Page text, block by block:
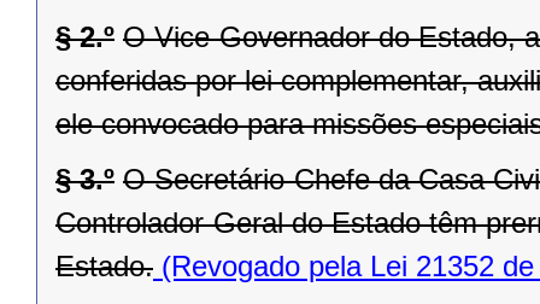
§ 2.º O Vice-Governador do Estado,
conferidas por lei complementar,
ele convocado para missões
§ 3.º O Secretário-Chefe da Casa
Controlador-Geral do Estado têm
Estado. (Revogado pela Lei 21352